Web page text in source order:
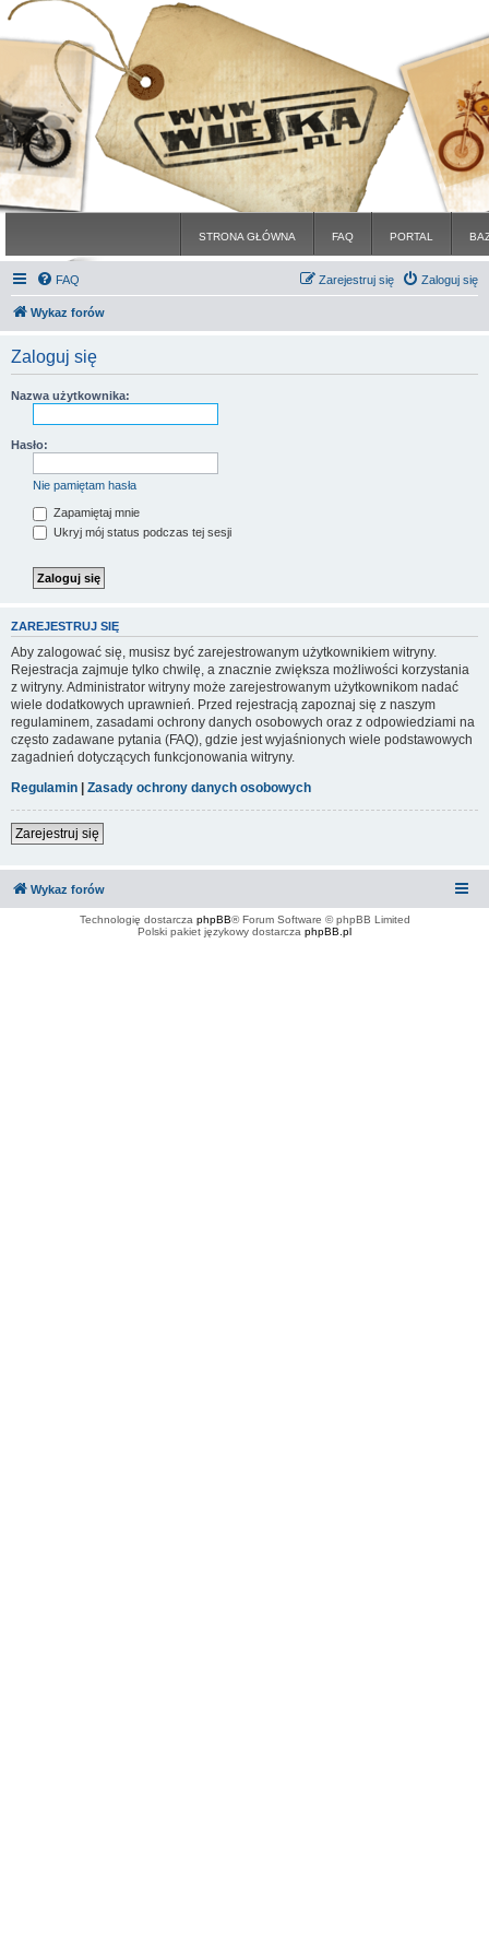
STRONA GŁÓWNA FAQ PORTAL
FAQ Zaloguj się
Zarejestruj się
Wykaz forów
Zaloguj się
Nazwa użytkownika:
Hasło:
Nie pamiętam hasła
Zapamiętaj mnie
Ukryj mój status podczas tej sesji
ZAREJESTRUJ SIĘ
Aby zalogować się, musisz być zarejestrowanym użytkownikiem witryny.
Rejestracja zajmuje tylko chwilę, a znacznie zwiększa możliwości korzystania
z witryny. Administrator witryny może zarejestrowanym użytkownikom nadać
wiele dodatkowych uprawnień. Przed rejestracją zapoznaj się z naszym
regulaminem, zasadami ochrony danych osobowych oraz z odpowiedziami na
często zadawane pytania (FAQ), gdzie jest wyjaśnionych wiele podstawowych
zagadnień dotyczących funkcjonowania witryny.
Regulamin | Zasady ochrony danych osobowych
Zarejestruj się
Wykaz forów
Technologię dostarcza phpBB® Forum Software © phpBB Limited
Polski pakiet językowy dostarcza phpBB.pl